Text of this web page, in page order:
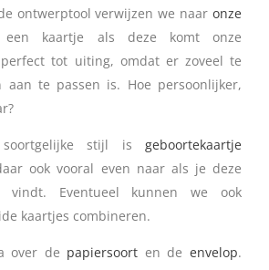
ontwerptool verwijzen we naar onze
kaartje als deze komt onze
tot uiting, omdat er zoveel te
aan te passen is. Hoe persoonlijker,
stijl is geboortekaartje
ook vooral even naar als je deze
vindt. Eventueel kunnen we ook
kaartjes combineren.
over de papiersoort en de envelop.